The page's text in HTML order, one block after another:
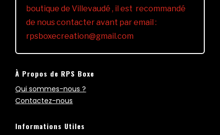
boutique de Villevaudé , il est recommandé
de nous contacter avant par email :
rpsboxecreation@gmail.com
À Propos de RPS Boxe
Qui sommes-nous ?
Contactez-nous
Informations Utiles